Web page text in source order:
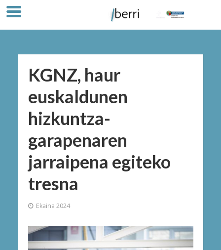
KGNZ, haur
euskaldunen
hizkuntza-
garapenaren
jarraipena egiteko
tresna
Ekaina 2024